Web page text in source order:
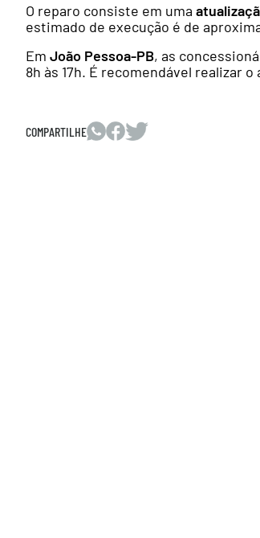
O reparo consiste em uma
estimado de execução é de
Em João Pessoa-PB, as
8h às 17h. É recomendável realizar
COMPARTILHE